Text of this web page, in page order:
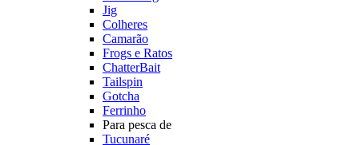
Jig
Colheres
Camarão
Frogs e Ratos
ChatterBait
Tailspin
Gotcha
Ferrinho
Para pesca de
Tucunaré